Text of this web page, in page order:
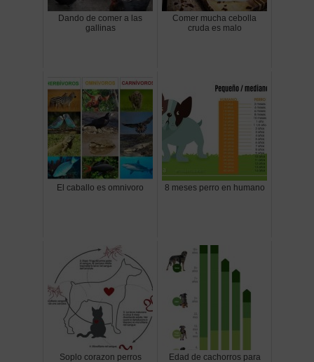
Dando de comer a las
gallinas
Comer mucha cebolla
cruda es malo
El caballo es omnivoro 8 meses perro en humano
Soplo corazon perros
Edad de cachorros para